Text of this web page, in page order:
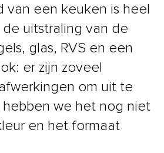
van een keuken is heel
uitstraling van de
glas, RVS en een
er zijn zoveel
om uit te
hebben we het nog niet
en het formaat